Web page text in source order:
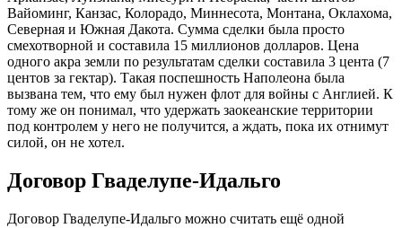
Вайоминг, Канзас, Колорадо, Миннесота, Монтана, Оклахома,
Северная и Южная Дакота. Сумма сделки была просто
смехотворной и составила 15 миллионов долларов. Цена
одного акра земли по результатам сделки составила 3 цента (7
центов за гектар). Такая поспешность Наполеона была
вызвана тем, что ему был нужен флот для войны с Англией. К
тому же он понимал, что удержать заокеанские территории
под контролем у него не получится, а ждать, пока их отнимут
силой, он не хотел.
Договор Гваделупе-Идальго
Договор Гваделупе-Идальго можно считать ещё одной